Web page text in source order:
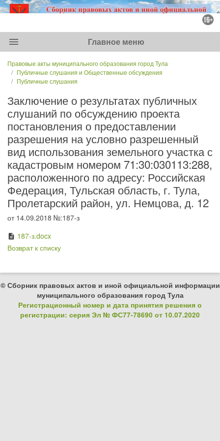
menu Главное меню
Правовые акты муниципального образования город Тула
Публичные слушания и Общественные обсуждения
Публичные слушания
Заключение о результатах публичных
слушаний по обсуждению проекта
постановления о предоставлении
разрешения на условно разрешенный
вид использования земельного участка с
кадастровым номером 71:30:030113:288,
расположенного по адресу: Российская
Федерация, Тульская область, г. Тула,
Пролетарский район, ул. Немцова, д. 12
от 14.09.2018 №:187-з
description 187-з.docx
Возврат к списку
© Сборник правовых актов и иной официальной информации
муниципального образования город Тула
Регистрационный номер и дата принятия решения о
регистрации: серия Эл № ФС77-78690 от 10.07.2020